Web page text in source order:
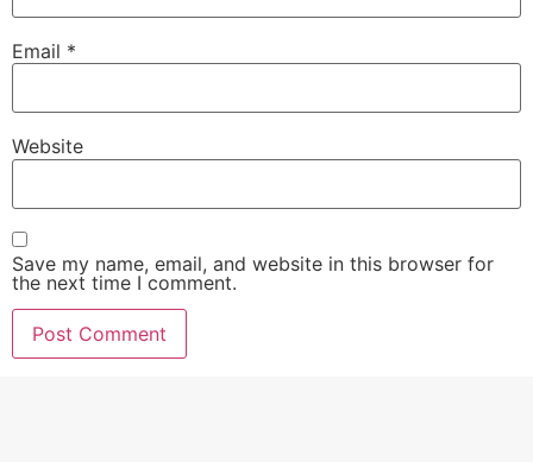
Email *
Website
Save my name, email, and website in this browser for
the next time I comment.